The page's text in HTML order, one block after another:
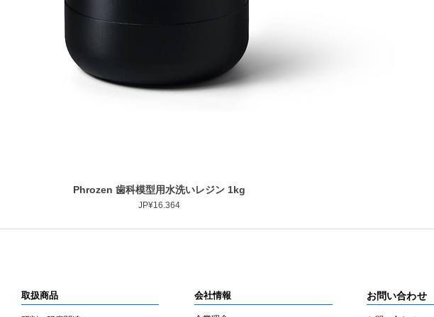
Tampilan Cepat
Phrozen 歯科模型用水洗いレジン 1kg
Harga
JP¥16.364
取扱商品 会社情報 お問い合わせ